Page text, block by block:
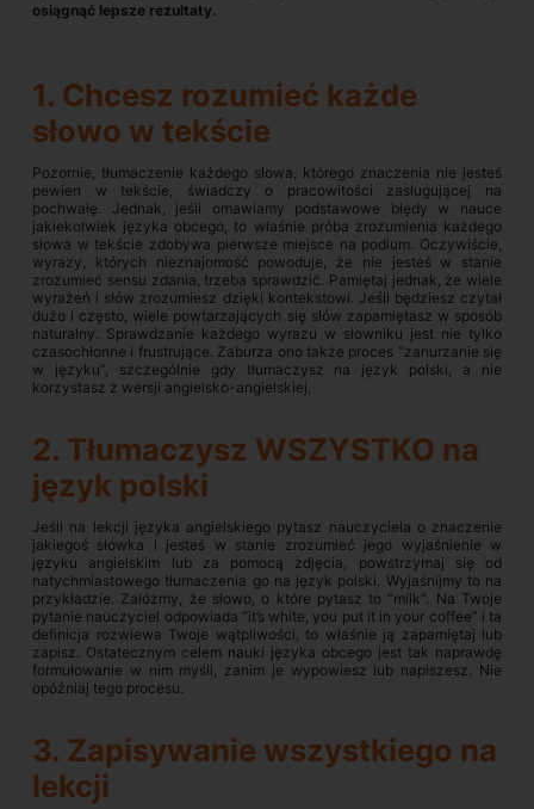
osiągnąć lepsze rezultaty.
1. Chcesz rozumieć każde
słowo w tekście
Pozornie, tłumaczenie każdego słowa, którego znaczenia nie jesteś
pewien w tekście, świadczy o pracowitości zasługującej na
pochwałę. Jednak, jeśli omawiamy podstawowe błędy w nauce
jakiekolwiek języka obcego, to właśnie próba zrozumienia każdego
słowa w tekście zdobywa pierwsze miejsce na podium. Oczywiście,
wyrazy, których nieznajomość powoduje, że nie jesteś w stanie
zrozumieć sensu zdania, trzeba sprawdzić. Pamiętaj jednak, że wiele
wyrażeń i słów zrozumiesz dzięki kontekstowi. Jeśli będziesz czytał
dużo i często, wiele powtarzających się słów zapamiętasz w sposób
naturalny. Sprawdzanie każdego wyrazu w słowniku jest nie tylko
czasochłonne i frustrujące. Zaburza ono także proces “zanurzanie się
w języku”, szczególnie gdy tłumaczysz na język polski, a nie
korzystasz z wersji angielsko-angielskiej.
2. Tłumaczysz WSZYSTKO na
język polski
Jeśli na lekcji języka angielskiego pytasz nauczyciela o znaczenie
jakiegoś słówka i jesteś w stanie zrozumieć jego wyjaśnienie w
języku angielskim lub za pomocą zdjęcia, powstrzymaj się od
natychmiastowego tłumaczenia go na język polski. Wyjaśnijmy to na
przykładzie. Załóżmy, że słowo, o które pytasz to “milk”. Na Twoje
pytanie nauczyciel odpowiada “it’s white, you put it in your coffee” i ta
definicja rozwiewa Twoje wątpliwości, to właśnie ją zapamiętaj lub
zapisz. Ostatecznym celem nauki języka obcego jest tak naprawdę
formułowanie w nim myśli, zanim je wypowiesz lub napiszesz. Nie
opóźniaj tego procesu.
3. Zapisywanie wszystkiego na
lekcji